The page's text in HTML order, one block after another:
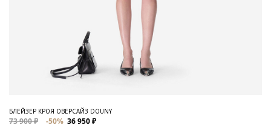
БЛЕЙЗЕР КРОЯ ОВЕРСАЙЗ DOUNY
73 900 ₽ -50% 36 950 ₽